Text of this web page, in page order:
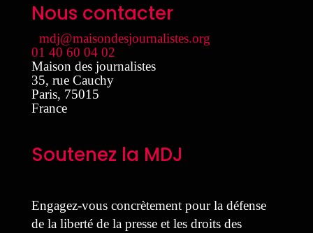
Nous contacter
mdj@maisondesjournalistes.org
01 40 60 04 02
Maison des journalistes
35, rue Cauchy
Paris, 75015
France
Soutenez la MDJ
Engagez-vous concrètement pour la défense
de la liberté de la presse et les droits des